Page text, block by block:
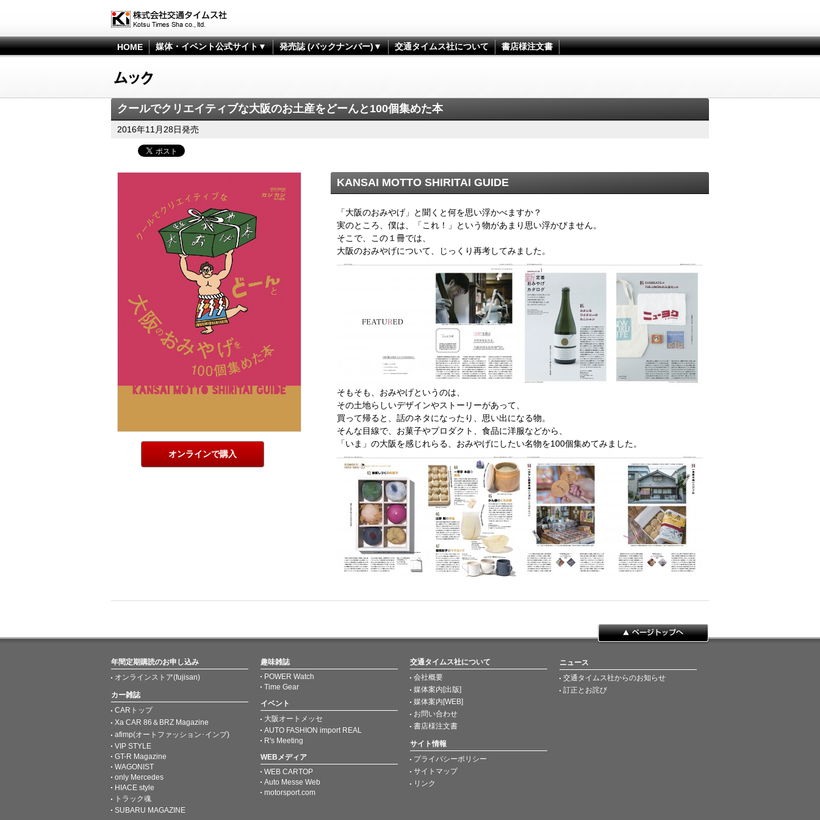
HOME 媒体・イベント公式サイト▼ 発売誌 (バックナンバー)▼ 交通タイムス社について 書店様注文書
クールでクリエイティブな大阪のお土産をどーんと100個集めた本
2016年11月28日発売
オンラインで購入
KANSAI MOTTO SHIRITAI GUIDE
「大阪のおみやげ」と聞くと何を思い浮かべますか？
実のところ、僕は、「これ！」という物があまり思い浮かびません。
そこで、この１冊では、
大阪のおみやげについて、じっくり再考してみました。
そもそも、おみやげというのは、
その土地らしいデザインやストーリーがあって、
買って帰ると、話のネタになったり、思い出になる物。
そんな目線で、お菓子やプロダクト、食品に洋服などから、
「いま」の大阪を感じれらる、おみやげにしたい名物を100個集めてみました。
年間定期購読のお申し込み
オンラインストア(fujisan)
カー雑誌
CARトップ
Xa CAR 86＆BRZ Magazine
afimp(オートファッション･インプ)
VIP STYLE
GT-R Magazine
WAGONIST
only Mercedes
HIACE style
トラック魂
SUBARU MAGAZINE
趣味雑誌
POWER Watch
Time Gear
イベント
大阪オートメッセ
AUTO FASHION import REAL
R's Meeting
WEBメディア
WEB CARTOP
Auto Messe Web
motorsport.com
交通タイムス社について
会社概要
媒体案内[出版]
媒体案内[WEB]
お問い合わせ
書店様注文書
サイト情報
プライバシーポリシー
サイトマップ
リンク
ニュース
交通タイムス社からのお知らせ
訂正とお詫び